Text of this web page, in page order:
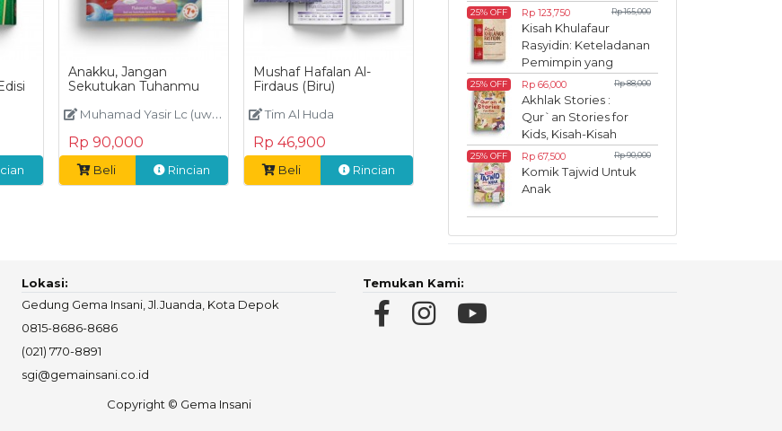
Anakku, Jangan
Sekutukan Tuhanmu
Muhamad Yasir Lc (uwais ramadhan)
Rp 90,000
Beli Rincian
Mushaf Hafalan Al-
Firdaus (Biru)
Tim Al Huda
Rp 46,900
Beli Rincian
25% OFF Rp 123,750 Rp 165,000
Kisah Khulafaur
Rasyidin: Keteladanan
Pemimpin yang
Inspiratif
25% OFF Rp 66,000 Rp 88,000
Akhlak Stories :
Qur`an Stories for
Kids, Kisah-Kisah
Akhlak dalam Al-
Qur`an
25% OFF Rp 67,500 Rp 90,000
Komik Tajwid Untuk
Anak
Lokasi:
Gedung Gema Insani, Jl.Juanda, Kota Depok
0815-8686-8686
(021) 770-8891
sgi@gemainsani.co.id
Temukan Kami:
Copyright © Gema Insani